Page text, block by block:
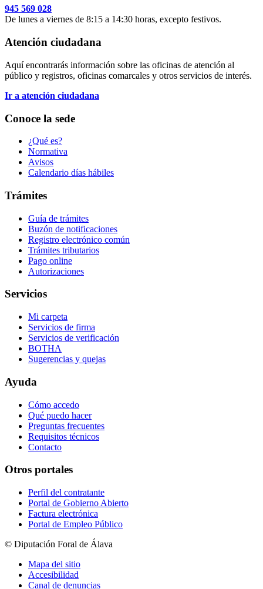
945 569 028
De lunes a viernes de 8:15 a 14:30 horas, excepto festivos.
Atención ciudadana
Aquí encontrarás información sobre las oficinas de atención al
público y registros, oficinas comarcales y otros servicios de interés.
Ir a atención ciudadana
Conoce la sede
¿Qué es?
Normativa
Avisos
Calendario días hábiles
Trámites
Guía de trámites
Buzón de notificaciones
Registro electrónico común
Trámites tributarios
Pago online
Autorizaciones
Servicios
Mi carpeta
Servicios de firma
Servicios de verificación
BOTHA
Sugerencias y quejas
Ayuda
Cómo accedo
Qué puedo hacer
Preguntas frecuentes
Requisitos técnicos
Contacto
Otros portales
Perfil del contratante
Portal de Gobierno Abierto
Factura electrónica
Portal de Empleo Público
© Diputación Foral de Álava
Mapa del sitio
Accesibilidad
Canal de denuncias